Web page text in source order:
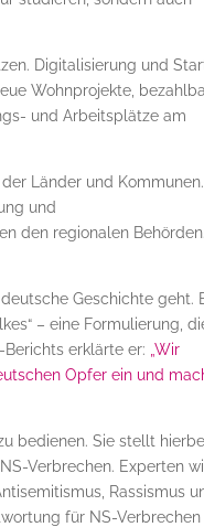
Digitalisierung und
Wohnprojekte,
und Arbeitsplätze am
Länder und Kommunen.
und
den regionalen Behörden.
Geschichte geht.
– eine Formulierung,
-Berichts erklärte er: „Wir
Opfer ein und
bedienen. Sie stellt
Verbrechen. Experten
Rassismus
für NS-Verbrechen